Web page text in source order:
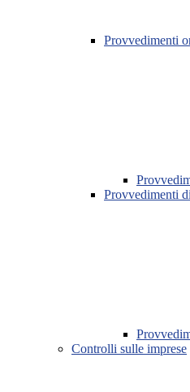
Provvedimenti
Provvedimenti
Controlli sulle imprese